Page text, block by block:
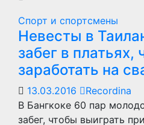
Спорт и спортсмены
Невесты в
забег в платьях,
заработать на
13.03.2016
Recordina
В Бангкоке 60 пар
забег, чтобы выиграть